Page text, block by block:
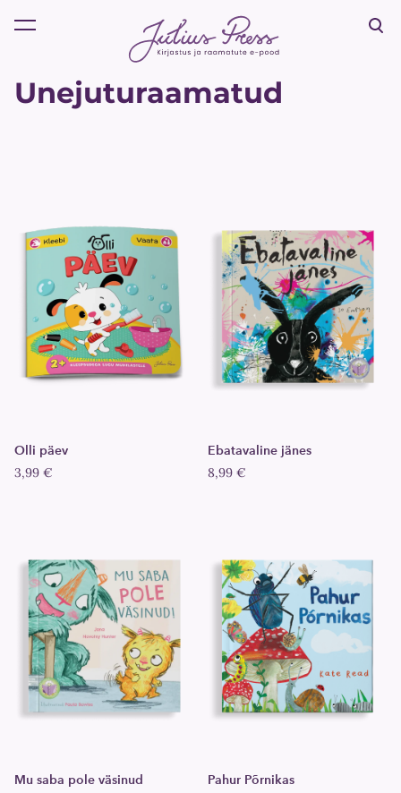
lisati ostukorvi. Vaata ostukorvi
Unejuturaamatud
Olli päev
3,99 €
Ebatavaline jänes
8,99 €
Mu saba pole väsinud Pahur Põrnikas